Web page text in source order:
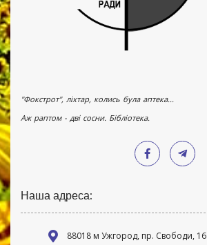
"Фокстрот", ліхтар, колись була аптека...
Аж раптом - дві сосни. Бібліотека.
Наша адреса:
88018 м Ужгород, пр. Свободи, 16